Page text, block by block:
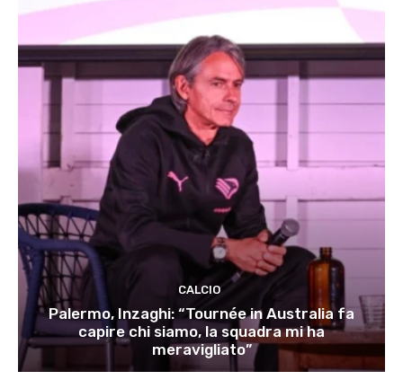
CALCIO
Palermo, Inzaghi: “Tournée in Australia fa
capire chi siamo, la squadra mi ha
meravigliato”